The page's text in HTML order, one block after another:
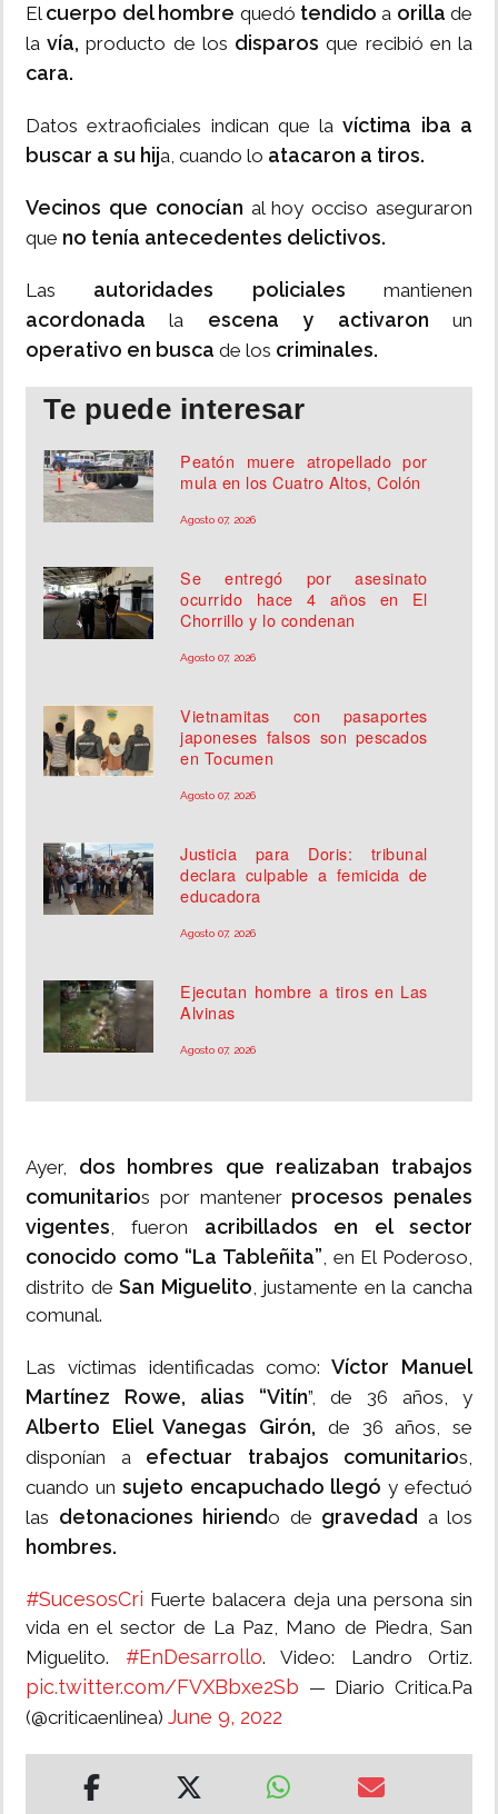
El cuerpo del hombre quedó tendido a orilla de
la vía,producto de los disparos que recibió en la
cara.
Datos extraoficiales indican que la víctima iba a
buscar a su hija, cuando lo atacaron a tiros.
Vecinos que conocían al hoy occiso aseguraron
que no tenía antecedentes delictivos.
Las autoridades policiales mantienen
acordonada la escena y activaron un
operativo en busca de los criminales.
Te puede interesar
Peatón muere atropellado por
mula en los Cuatro Altos, Colón
Agosto 07, 2026
Se entregó por asesinato
ocurrido hace 4 años en El
Chorrillo y lo condenan
Agosto 07, 2026
Vietnamitas con pasaportes
japoneses falsos son pescados
en Tocumen
Agosto 07, 2026
Justicia para Doris: tribunal
declara culpable a femicida de
educadora
Agosto 07, 2026
Ejecutan hombre a tiros en Las
Alvinas
Agosto 07, 2026
Ayer, dos hombres que realizaban trabajos
comunitarios por mantener procesos penales
vigentes, fueron acribillados en el sector
conocido como “La Tableñita”, en El Poderoso,
distrito de San Miguelito, justamente en la cancha
comunal.
Las víctimas identificadas como: Víctor Manuel
Martínez Rowe, alias “Vitín”, de 36 años, y
Alberto Eliel Vanegas Girón, de 36 años, se
disponían a efectuar trabajos comunitarios,
cuando un sujeto encapuchado llegó y efectuó
las detonaciones hiriendo de gravedad a los
hombres.
#SucesosCri Fuerte balacera deja una persona sin
vida en el sector de La Paz, Mano de Piedra, San
Miguelito. #EnDesarrollo. Video: Landro Ortiz.
pic.twitter.com/FVXBbxe2Sb — Diario Critica.Pa
(@criticaenlinea) June 9, 2022